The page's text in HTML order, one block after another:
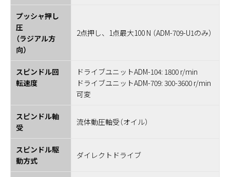
プッシャ押し
圧
（ラジアル方
向）
2点押し、1点最大100 N （ADM-709-U1のみ）
スピンドル回
転速度
ドライブユニットADM-104: 1800 r/min
ドライブユニットADM-709: 300-3600 r/min
可変
スピンドル軸
受
流体動圧軸受（オイル）
スピンドル駆
動方式
ダイレクトドライブ